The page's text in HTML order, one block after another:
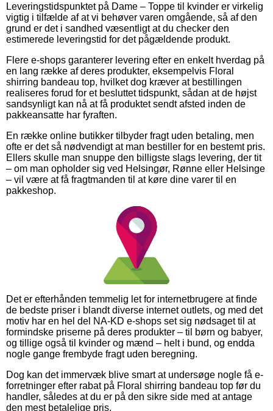
Leveringstidspunktet på Dame – Toppe til kvinder er virkelig
vigtig i tilfælde af at vi behøver varen omgående, så af den
grund er det i sandhed væsentligt at du checker den
estimerede leveringstid for det pågældende produkt.
Flere e-shops garanterer levering efter en enkelt hverdag på
en lang række af deres produkter, eksempelvis Floral
shirring bandeau top, hvilket dog kræver at bestillingen
realiseres forud for et besluttet tidspunkt, sådan at de højst
sandsynligt kan nå at få produktet sendt afsted inden de
pakkeansatte har fyraften.
En række online butikker tilbyder fragt uden betaling, men
ofte er det så nødvendigt at man bestiller for en bestemt pris.
Ellers skulle man snuppe den billigste slags levering, der tit
– om man opholder sig ved Helsingør, Rønne eller Helsinge
– vil være at få fragtmanden til at køre dine varer til en
pakkeshop.
Det er efterhånden temmelig let for internetbrugere at finde
de bedste priser i blandt diverse internet outlets, og med det
motiv har en hel del NA-KD e-shops set sig nødsaget til at
formindske priserne på deres produkter – til børn og babyer,
og tillige også til kvinder og mænd – helt i bund, og endda
nogle gange frembyde fragt uden beregning.
Dog kan det immervæk blive smart at undersøge nogle få e-
forretninger efter rabat på Floral shirring bandeau top før du
handler, således at du er på den sikre side med at antage
den mest betalelige pris.